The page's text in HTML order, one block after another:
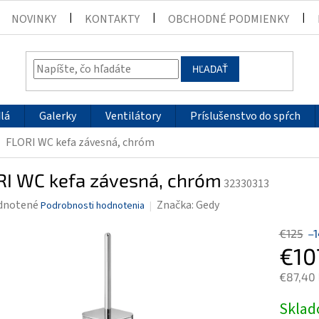
NOVINKY KONTAKTY OBCHODNÉ PODMIENKY
HĽADAŤ
Galerky Ventilátory Príslušenstvo do spŕch
FLORI WC kefa závesná, chróm
WC kefa závesná, chróm 32330313
Podrobnosti hodnotenia Značka:Gedy
€125
€87,40
cena: